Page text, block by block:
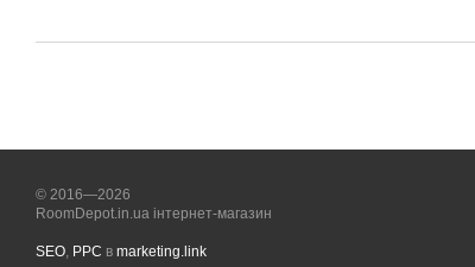
© 2016—2026
RoomDepot.in.ua інтернет-магазин
SEO, PPC в marketing.link